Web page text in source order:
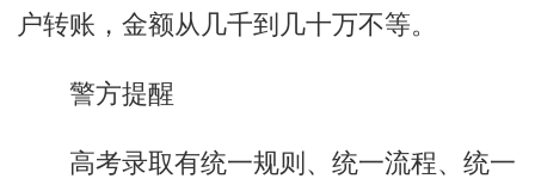
户转账，金额从几千到几十万不等。
警方提醒
高考录取有统一规则、统一流程、统一